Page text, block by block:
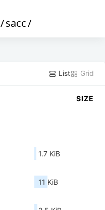
/sacc/
List Grid
SIZE
1.7 KiB
11 KiB